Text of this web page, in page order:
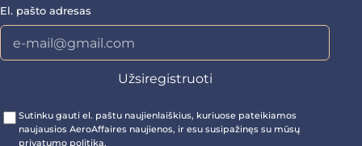
El. pašto adresas
Sutinku gauti el. paštu naujienlaiškius, kuriuose pateikiamos
naujausios AeroAffaires naujienos, ir esu susipažinęs su mūsų
privatumo politika.